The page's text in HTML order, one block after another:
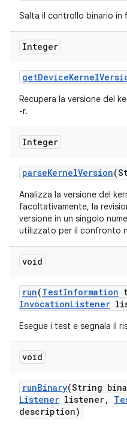
Salta il controllo binario in
Integer
getDeviceKernel
Recupera la versione del
-r.
Integer
parseKernelVersion
Analizza la versione del
facoltativamente, la
versione in un singolo
utilizzato per il confronto
void
run(TestInformation
InvocationListener
Esegue i test e segnala il
void
runBinary(String
Listener listener,
description)